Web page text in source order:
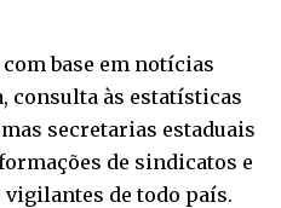
base em notícias
consulta às estatísticas
secretarias estaduais
de sindicatos e
vigilantes de todo país.